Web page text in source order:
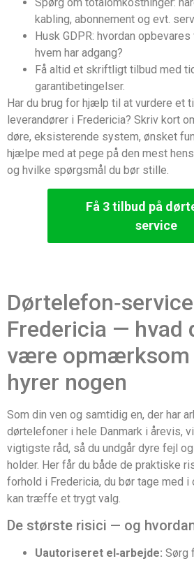
kabling, abonnement og evt.
Husk GDPR: hvordan
hvem har adgang?
Få altid et skriftligt tilbud med
garantibetingelser.
Har du brug for hjælp til at vurdere et
leverandører i Fredericia? Skriv kort
døre, eksisterende system, ønsket
hjælpe med at pege på den mest
og hvilke spørgsmål du bør stille.
Få 3 tilbud på
service
Fredericia — hvad
være opmærksom
hyrer nogen
Som din ven og samtidig en, der har
dørtelefoner i hele Danmark i årevis,
vigtigste råd, så du undgår dyre fejl
holder. Her får du både de praktiske
forhold i Fredericia, du bør tage med
kan træffe et trygt valg.
De største risici — og
Uautoriseret el‑arbejde: Sørg